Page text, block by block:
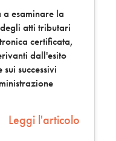
a esaminare la
atti tributari
certificata,
dall'esito
successivi
Leggi l'articolo